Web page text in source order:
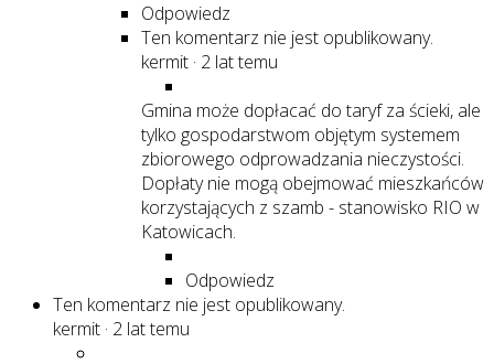
Odpowiedz
Ten komentarz nie jest opublikowany.
kermit · 2 lat temu
Gmina może dopłacać do taryf za ścieki, ale
tylko gospodarstwom objętym systemem
zbiorowego odprowadzania nieczystości.
Dopłaty nie mogą obejmować mieszkańców
korzystających z szamb - stanowisko RIO w
Katowicach.
Odpowiedz
Ten komentarz nie jest opublikowany.
kermit · 2 lat temu